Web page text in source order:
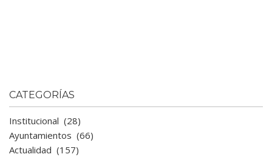
CATEGORÍAS
Institucional (28)
Ayuntamientos (66)
Actualidad (157)